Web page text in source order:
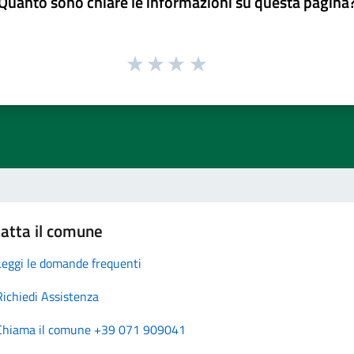
il comune
le domande frequenti
Assistenza
il comune +39 071 909041